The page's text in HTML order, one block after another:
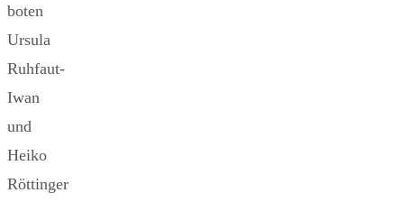
boten
Ursula
Ruhfaut-
Iwan
und
Heiko
Röttinger